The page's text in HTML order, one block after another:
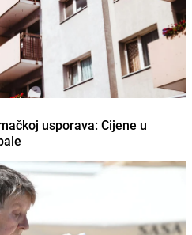
usporava: Cijene u